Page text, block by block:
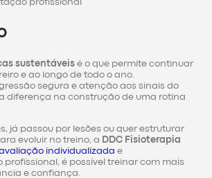
profissional
sustentáveis é o que permite continuar
e ao longo de todo o ano.
segura e atenção aos sinais do
diferença na construção de uma rotina
já passou por lesões ou quer estruturar
evoluir no treino, a DDC Fisioterapia
individualizada e
é possível treinar com mais
e confiança.